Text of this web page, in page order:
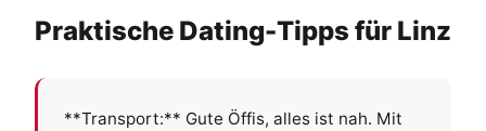
Praktische Dating-Tipps für Linz
**Transport:** Gute Öffis, alles ist nah. Mit